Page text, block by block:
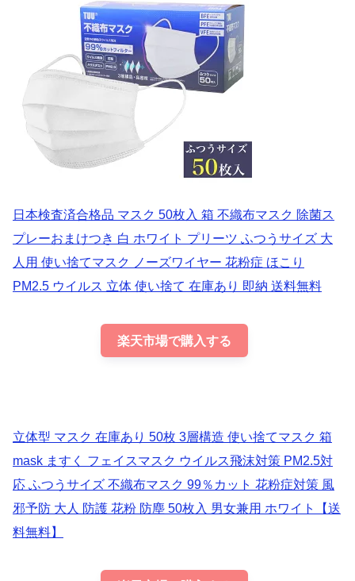
日本検査済合格品 マスク 50枚入 箱 不織布マスク 除菌ス
プレーおまけつき 白 ホワイト プリーツ ふつうサイズ 大
人用 使い捨てマスク ノーズワイヤー 花粉症 ほこり
PM2.5 ウイルス 立体 使い捨て 在庫あり 即納 送料無料
楽天市場で購入する
立体型 マスク 在庫あり 50枚 3層構造 使い捨てマスク 箱
mask ますく フェイスマスク ウイルス飛沫対策 PM2.5対
応 ふつうサイズ 不織布マスク 99％カット 花粉症対策 風
邪予防 大人 防護 花粉 防塵 50枚入 男女兼用 ホワイト【送
料無料】